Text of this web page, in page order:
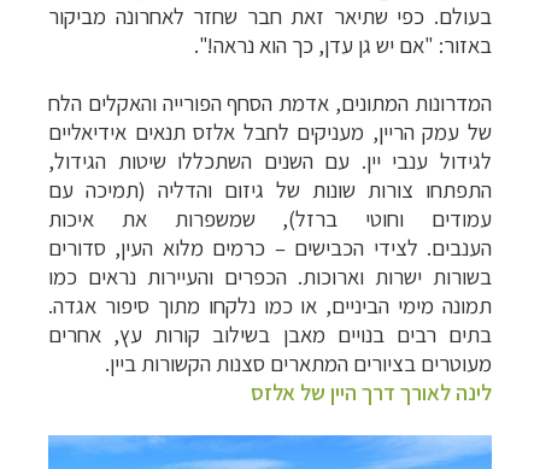
בעולם. כפי שתיאר זאת חבר שחזר לאחרונה מביקור
באזור: "אם יש גן עדן, כך הוא נראה!".
המדרונות המתונים, אדמת הסחף הפורייה והאקלים הלח
של עמק הריין, מעניקים לחבל אלזס תנאים אידיאליים
לגידול ענבי יין. עם השנים השתכללו שיטות הגידול,
התפתחו צורות שונות של גיזום והדליה (תמיכה עם
עמודים וחוטי ברזל), שמשפרות את איכות
הענבים. לצידי הכבישים– כרמים מלוא העין, סדורים
בשורות ישרות וארוכות. הכפרים והעיירות נראים כמו
תמונה מימי הביניים, או כמו נלקחו מתוך סיפור אגדה.
בתים רבים בנויים מאבן בשילוב קורות עץ, אחרים
מעוטרים בציורים המתארים סצנות הקשורות ביין.
לינה לאורך דרך היין של אלזס